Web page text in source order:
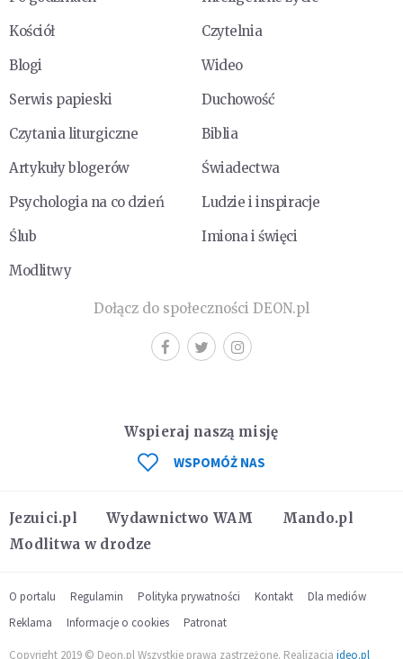
Kościół
Czytelnia
Blogi
Wideo
Serwis papieski
Duchowość
Czytania liturgiczne
Biblia
Artykuły blogerów
Świadectwa
Psychologia na co dzień
Ludzie i inspiracje
Ślub
Imiona i święci
Modlitwy
Dołącz do społeczności DEON.pl
Jezuici.pl Wydawnictwo WAM
Mando.pl
Modlitwa w drodze
Wspieraj naszą misję
WSPOMÓŻ NAS
O portalu Regulamin Polityka prywatności Kontakt
Dla mediów
Reklama
Informacje o cookies Patronat
Copyright 2019 © Deon.pl Wszystkie prawa zastrzeżone. Realizacja ideo.pl